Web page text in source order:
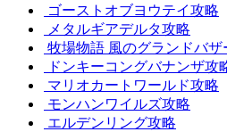
ゴーストオブヨウテイ攻略
メタルギアデルタ攻略
牧場物語 風のグランドバザ
ドンキーコングバナンザ攻
マリオカートワールド攻略
モンハンワイルズ攻略
エルデンリング攻略